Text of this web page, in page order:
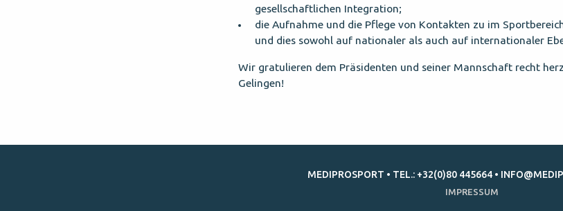
gesellschaftlichen Integration;
die Aufnahme und die Pflege von Kontakten zu im
und dies sowohl auf nationaler als auch auf internationaler
Wir gratulieren dem Präsidenten und seiner Mannschaft recht
Gelingen!
MEDIPROSPORT • TEL.: +32(0)80 445664 •
IMPRESSUM